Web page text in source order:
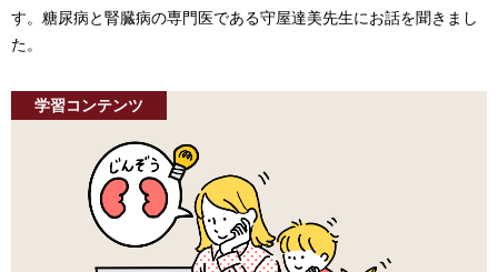
す。糖尿病と腎臓病の専門医である守屋達美先生にお話を聞きまし
た。
学習コンテンツ